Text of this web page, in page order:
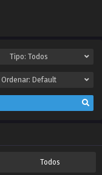
Tipo: Todos
Ordenar: Default
Todos